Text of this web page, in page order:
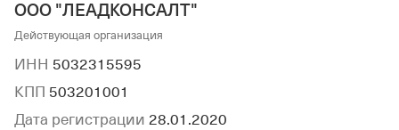
ООО "ЛЕАДКОНСАЛТ"
Действующая организация
ИНН 5032315595
КПП 503201001
Дата регистрации 28.01.2020